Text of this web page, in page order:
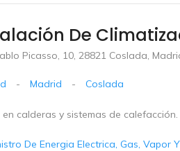
De
Picasso, 10, 28821 Coslada,
- Madrid - Coslada
en calderas y sistemas de
De Energia Electrica, Gas, Vapor